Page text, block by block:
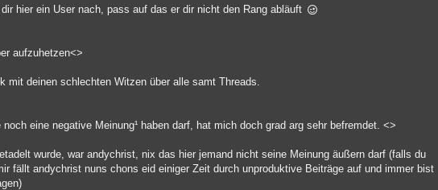
hier ein User nach, pass auf das er dir nicht den Rang abläuft
aufzuhetzen<>
mit deinen schlechten Witzen über alle samt Threads.
eine negative Meinung¹ haben darf, hat mich doch grad arg sehr befremdet. <>
wurde, war andychrist, nix das hier jemand nicht seine Meinung äußern darf (falls du
fällt andychrist nuns chons eid einiger Zeit durch unproduktive Beiträge auf und immer bist